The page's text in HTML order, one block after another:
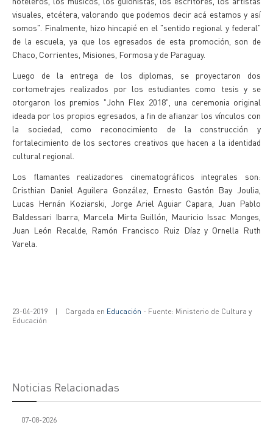
visuales, etcétera, valorando que podemos decir acá estamos y así
somos". Finalmente, hizo hincapié en el "sentido regional y federal"
de la escuela, ya que los egresados de esta promoción, son de
Chaco, Corrientes, Misiones, Formosa y de Paraguay.
Luego de la entrega de los diplomas, se proyectaron dos
cortometrajes realizados por los estudiantes como tesis y se
otorgaron los premios "John Flex 2018", una ceremonia original
ideada por los propios egresados, a fin de afianzar los vínculos con
la sociedad, como reconocimiento de la construcción y
fortalecimiento de los sectores creativos que hacen a la identidad
cultural regional.
Los flamantes realizadores cinematográficos integrales son:
Cristhian Daniel Aguilera González, Ernesto Gastón Bay Joulia,
Lucas Hernán Koziarski, Jorge Ariel Aguiar Capara, Juan Pablo
Baldessari Ibarra, Marcela Mirta Guillón, Mauricio Issac Monges,
Juan León Recalde, Ramón Francisco Ruiz Díaz y Ornella Ruth
Varela.
23-04-2019 | Cargada en Educación - Fuente: Ministerio de Cultura y
Educación
Noticias Relacionadas
07-08-2026